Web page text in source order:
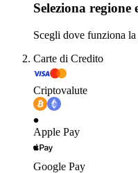
Seleziona regione
Scegli dove funziona
Carte di Credito
Criptovalute
Apple Pay
Google Pay